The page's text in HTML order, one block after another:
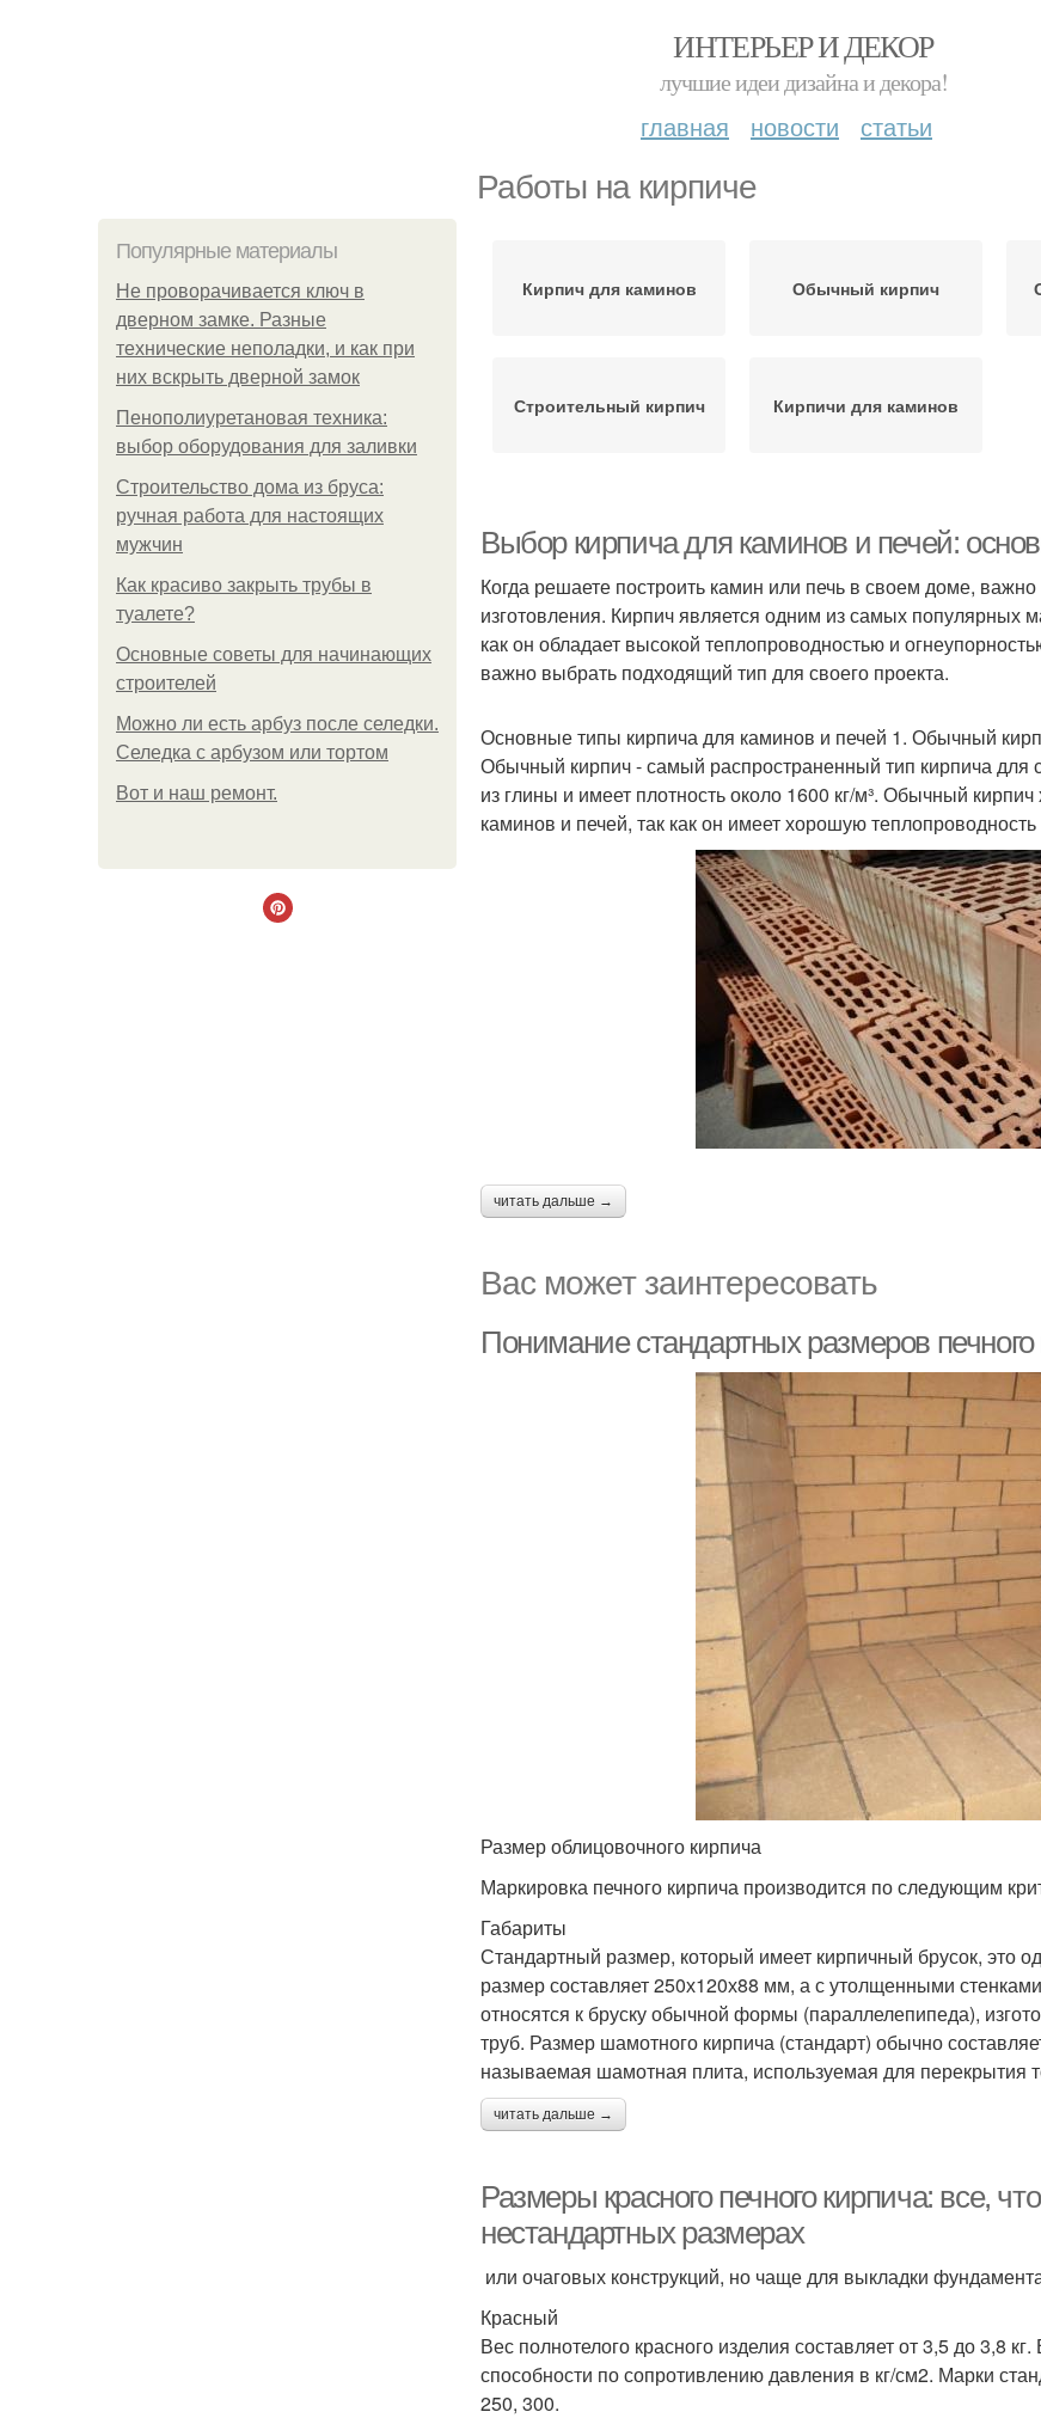
ИНТЕРЬЕР И ДЕКОР
лучшие идеи дизайна и декора!
главная новости статьи
Работы на кирпиче
Популярные материалы
Не проворачивается ключ в
дверном замке. Разные
технические неполадки, и как при
них вскрыть дверной замок
Пенополиуретановая техника:
выбор оборудования для заливки
Строительство дома из бруса:
ручная работа для настоящих
мужчин
Как красиво закрыть трубы в
туалете?
Основные советы для начинающих
строителей
Можно ли есть арбуз после селедки.
Селедка с арбузом или тортом
Boт и наш ремoнт.
Кирпич для каминов Обычный кирпич
Строительный кирпич Кирпичи для каминов
Выбор кирпича для каминов и печей:
Когда решаете построить камин или печь в своем доме,
изготовления. Кирпич является одним из самых популярных
как он обладает высокой теплопроводностью и
важно выбрать подходящий тип для своего проекта.
Основные типы кирпича для каминов и печей 1. Обычный
Обычный кирпич - самый распространенный тип кирпича для
из глины и имеет плотность около 1600 кг/м³. Обычный
каминов и печей, так как он имеет хорошую теплопроводность
читать дальше →
Вас может заинтересовать
Понимание стандартных размеров печного
Размер облицовочного кирпича
Маркировка печного кирпича производится по следующим
Габариты
Стандартный размер, который имеет кирпичный брусок, это
размер составляет 250х120х88 мм, а с утолщенными
относятся к бруску обычной формы (параллелепипеда),
труб. Размер шамотного кирпича (стандарт) обычно
называемая шамотная плита, используемая для перекрытия
читать дальше →
Размеры красного печного кирпича: все,
нестандартных размерах
или очаговых конструкций, но чаще для выкладки
Красный
Вес полнотелого красного изделия составляет от 3,5 до 3,8
способности по сопротивлению давления в кг/см2. Марки
250, 300.